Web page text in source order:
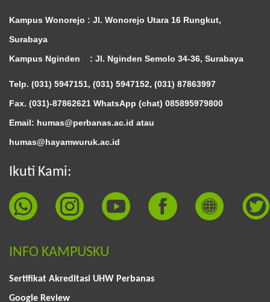
Kampus Wonorejo : Jl. Wonorejo Utara 16 Rungkut,
Surabaya
Kampus Nginden : Jl. Nginden Semolo 34-36, Surabaya
Telp. (031) 5947151, (031) 5947152, (031) 87863997
Fax. (031)-87862621 WhatsApp (chat) 085895979800
Email: humas@perbanas.ac.id atau
humas@hayamwuruk.ac.id
Ikuti Kami:
INFO KAMPUSKU
Sertifikat Akreditasi UHW Perbanas
Google Review